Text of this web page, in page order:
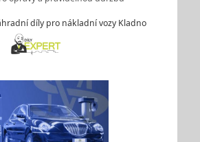
nákladní a užitkové vozy bez
pro nákladní auta nebo dodávky?
náhradní díly pro užitková a
prověřených výrobců. Služby využívají
díly pro nákladní vozy Kladno